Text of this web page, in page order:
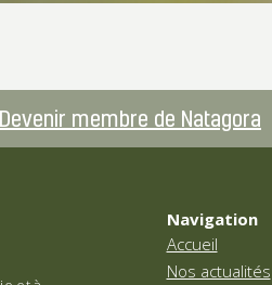
Devenir membre de Natagora
Navigation
Accueil
Nos actualités